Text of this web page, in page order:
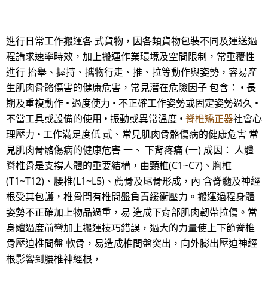
進行日常工作搬運各 式貨物，因各類貨物包裝不同及運送過
程講求速率時效，加上搬運作業環境及空間限制，常重覆性
進行 抬舉、握持、攜物行走、推、拉等動作與姿勢，容易產
生肌肉骨骼傷害的健康危害，常見潛在危險因子 包含： • 長
期及重複動作 • 過度使力 • 不正確工作姿勢或固定姿勢過久 •
不當工具或設備的使用 • 振動或異常溫度 • 脊椎矯正器社會心
理壓力 • 工作滿足度低 貳、常見肌肉骨骼傷病的健康危害 常
見肌肉骨骼傷病的健康危害 一、 下背疼痛 (一) 成因： 人體
脊椎骨是支撐人體的重要結構，由頸椎(C1~C7)、胸椎
(T1~T12)、腰椎(L1~L5)、薦骨及尾骨形成，內 含脊髓及神經
根受其包護，椎骨間有椎間盤負責緩衝壓力。搬運過程身體
姿勢不正確加上物品過重，易 造成下背部肌肉韌帶拉傷。當
身體過度前彎加上搬運技巧錯誤，過大的力量使上下節脊椎
骨壓迫椎間盤 軟骨，易造成椎間盤突出，向外膨出壓迫神經
根影響到腰椎神經根，